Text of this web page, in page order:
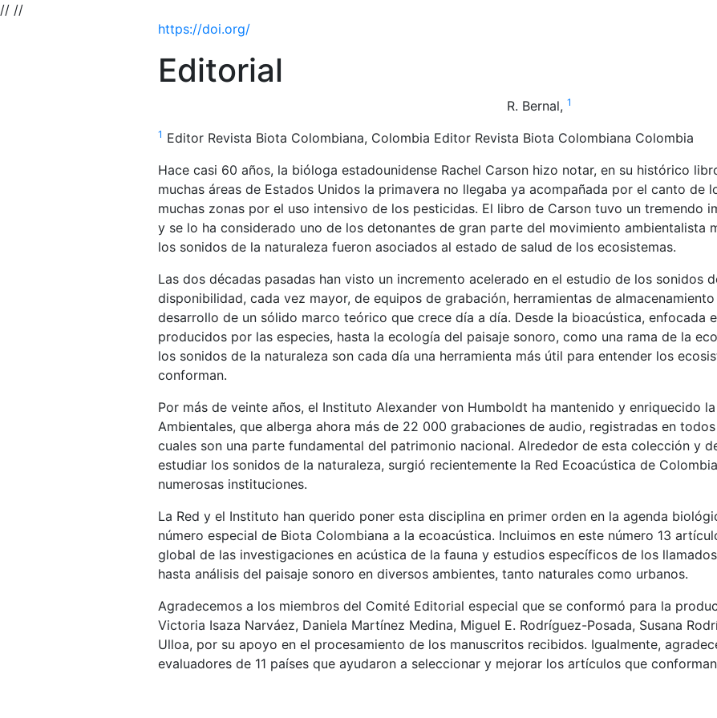
// //
https://doi.org/
Editorial
R. Bernal, 1
1 Editor Revista Biota Colombiana, Colombia Editor Revista Biota Colombiana Colombia
Hace casi 60 años, la bióloga estadounidense Rachel Carson hizo notar, en su histórico
muchas áreas de Estados Unidos la primavera no llegaba ya acompañada por el canto de
muchas zonas por el uso intensivo de los pesticidas. El libro de Carson tuvo un tremendo
y se lo ha considerado uno de los detonantes de gran parte del movimiento ambientalista
los sonidos de la naturaleza fueron asociados al estado de salud de los ecosistemas.
Las dos décadas pasadas han visto un incremento acelerado en el estudio de los sonidos
disponibilidad, cada vez mayor, de equipos de grabación, herramientas de
desarrollo de un sólido marco teórico que crece día a día. Desde la bioacústica, enfocada
producidos por las especies, hasta la ecología del paisaje sonoro, como una rama de la
los sonidos de la naturaleza son cada día una herramienta más útil para entender los
conforman.
Por más de veinte años, el Instituto Alexander von Humboldt ha mantenido y enriquecido
Ambientales, que alberga ahora más de 22 000 grabaciones de audio, registradas en
cuales son una parte fundamental del patrimonio nacional. Alrededor de esta colección y
estudiar los sonidos de la naturaleza, surgió recientemente la Red Ecoacústica de
numerosas instituciones.
La Red y el Instituto han querido poner esta disciplina en primer orden en la agenda
número especial de Biota Colombiana a la ecoacústica. Incluimos en este número 13
global de las investigaciones en acústica de la fauna y estudios específicos de los
hasta análisis del paisaje sonoro en diversos ambientes, tanto naturales como urbanos.
Agradecemos a los miembros del Comité Editorial especial que se conformó para la
Victoria Isaza Narváez, Daniela Martínez Medina, Miguel E. Rodríguez-Posada, Susana
Ulloa, por su apoyo en el procesamiento de los manuscritos recibidos. Igualmente,
evaluadores de 11 países que ayudaron a seleccionar y mejorar los artículos que